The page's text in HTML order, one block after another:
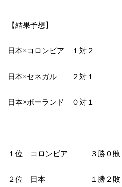
【結果予想】
日本×コロンビア １対２
日本×セネガル ２対１
日本×ポーランド ０対１
１位 コロンビア ３勝０敗
２位 日本 １勝２敗